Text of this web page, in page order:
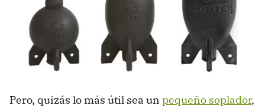
Pero, quizás lo más útil sea un pequeño soplador,